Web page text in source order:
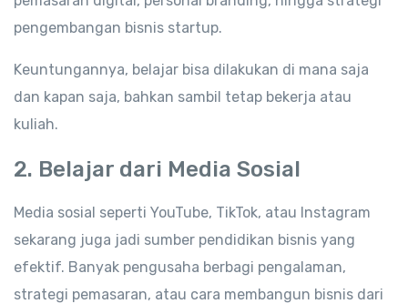
pengembangan bisnis startup.
Keuntungannya, belajar bisa dilakukan di mana saja
dan kapan saja, bahkan sambil tetap bekerja atau
kuliah.
2. Belajar dari Media Sosial
Media sosial seperti YouTube, TikTok, atau Instagram
sekarang juga jadi sumber pendidikan bisnis yang
efektif. Banyak pengusaha berbagi pengalaman,
strategi pemasaran, atau cara membangun bisnis dari